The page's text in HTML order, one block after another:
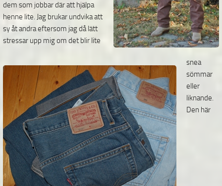
dem som jobbar där att hjälpa
henne lite. Jag brukar undvika att
sy åt andra eftersom jag då lätt
stressar upp mig om det blir lite
snea
sömmar
eller
liknande.
Den här